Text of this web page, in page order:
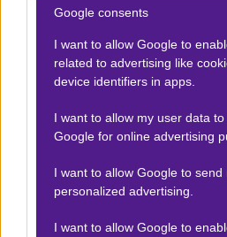
Google consents
I want to allow Google to
related to advertising like
device identifiers in apps.
I want to allow my user data
Google for online advertising
I want to allow Google to send
personalized advertising.
I want to allow Google to
Novibet Live
*Ισχύουν όροι και προϋποθέσεις